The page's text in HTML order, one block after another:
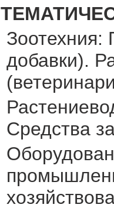
Зоотехния:
добавки).
Средства